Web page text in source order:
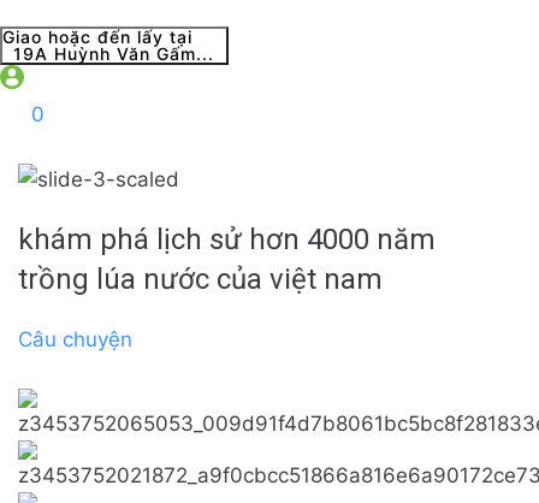
Giao hoặc đến lấy tại
19A Huỳnh Văn Gấm...
0
khám phá lịch sử hơn 4000 năm
trồng lúa nước của việt nam
Câu chuyện